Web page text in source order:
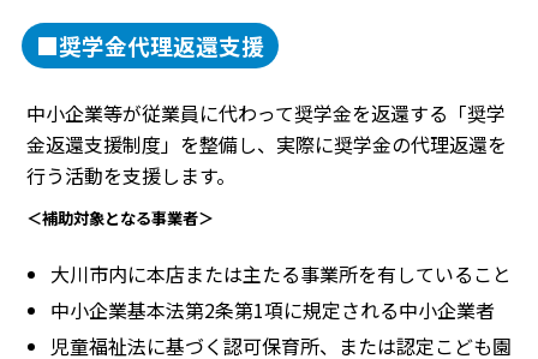
■奨学金代理返還支援
中小企業等が従業員に代わって奨学金を返還する「奨学
金返還支援制度」を整備し、実際に奨学金の代理返還を
行う活動を支援します。
＜補助対象となる事業者＞
大川市内に本店または主たる事業所を有していること
中小企業基本法第2条第1項に規定される中小企業者
児童福祉法に基づく認可保育所、または認定こども園